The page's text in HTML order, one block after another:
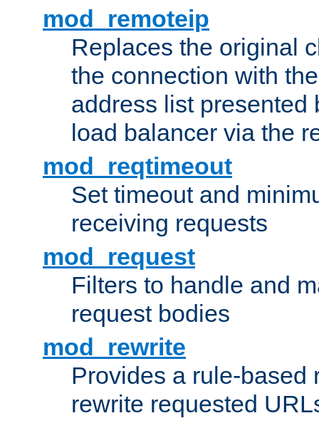
mod_remoteip
Replaces the original
the connection with
address list presented
load balancer via the
mod_reqtimeout
Set timeout and
receiving requests
mod_request
Filters to handle and
request bodies
mod_rewrite
Provides a rule-based
rewrite requested